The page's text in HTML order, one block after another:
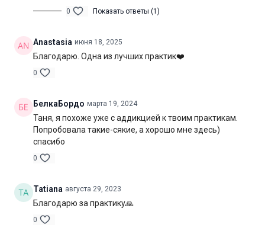
Оборудование:не потребуется
0 Показать ответы (1)
Anastasia июня 18, 2025
Благодарю. Одна из лучших практик❤️
0
БелкаБордо марта 19, 2024
Таня, я похоже уже с аддикцией к твоим практикам.
Попробовала такие-сякие, а хорошо мне здесь)
спасибо
0
Tatiana августа 29, 2023
Благодарю за практику🙏
0